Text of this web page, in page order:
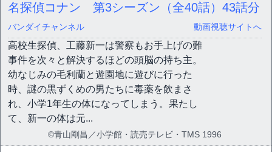
名探偵コナン 第3シーズン（全40話） 43話分
バンダイチャンネル 動画視聴サイトへ
高校生探偵、工藤新一は警察もお手上げの難
事件を次々と解決するほどの頭脳の持ち主。
幼なじみの毛利蘭と遊園地に遊びに行った
時、謎の黒ずくめの男たちに毒薬を飲まさ
れ、小学1年生の体になってしまう。果たし
て、新一の体は元...
©青山剛昌／小学館・読売テレビ・TMS 1996